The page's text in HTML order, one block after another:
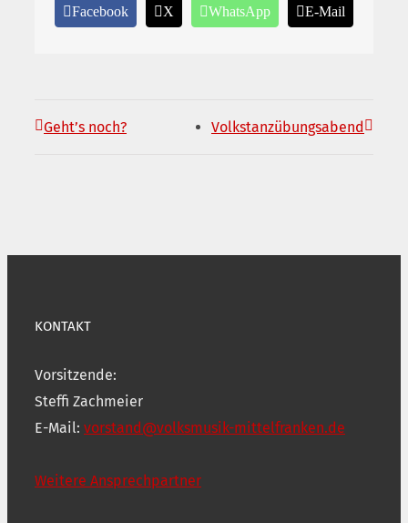
Facebook X WhatsApp E-Mail
Geht’s noch? Volkstanzübungsabend
KONTAKT
Vorsitzende:
Steffi Zachmeier
E-Mail: vorstand@volksmusik-mittelfranken.de
Weitere Ansprechpartner